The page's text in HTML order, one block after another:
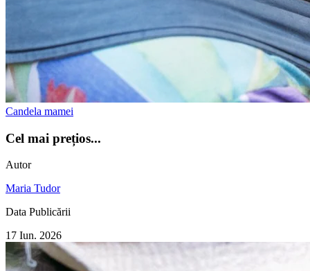
Candela mamei
Cel mai prețios...
Autor
Maria Tudor
Data Publicării
17 Iun. 2026